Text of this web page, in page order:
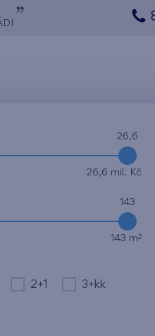
26,6
26,6 mil. Kč
143
143 m2
2+1 3+kk